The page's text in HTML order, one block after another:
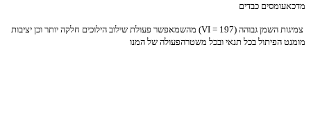
מדכאעומסים כבדים
צמיגות השמן גבוהה (VI = 197) מהשמאפשר פעולת שילוב הילוכים חלקה יותר וכן יציבות
מומנט הפיתול בכל תנאי ובכל משטרהפעולה של המנו